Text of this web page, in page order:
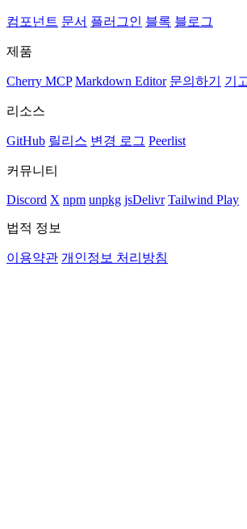
컴포넌트 문서 플러그인 블록 블로그
제품
Cherry MCP Markdown Editor 문의하기 기
리소스
GitHub 릴리스 변경 로그 Peerlist
커뮤니티
Discord X npm unpkg jsDelivr Tailwind Play
법적 정보
이용약관 개인정보 처리방침